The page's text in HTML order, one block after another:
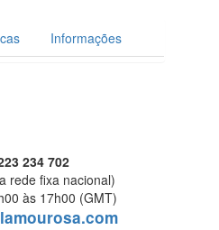
Informações
234 702
rede fixa nacional)
às 17h00 (GMT)